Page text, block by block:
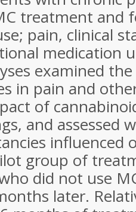
treatment and
pain, clinical
medication
examined
in pain and
of
and assessed
influenced
group of
did not use
later.